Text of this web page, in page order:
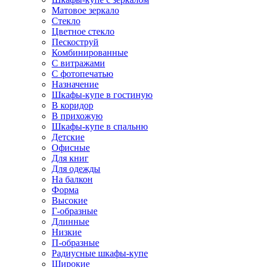
Матовое зеркало
Стекло
Цветное стекло
Пескоструй
Комбинированные
С витражами
С фотопечатью
Назначение
Шкафы-купе в гостиную
В коридор
В прихожую
Шкафы-купе в спальню
Детские
Офисные
Для книг
Для одежды
На балкон
Форма
Высокие
Г-образные
Длинные
Низкие
П-образные
Радиусные шкафы-купе
Широкие